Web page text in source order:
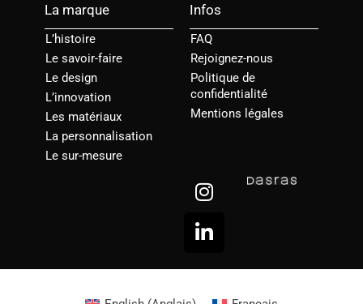
La marque
L’histoire
Le savoir-faire
Le design
L’innovation
Les matériaux
La personnalisation
Le sur-mesure
Infos
FAQ
Rejoignez-nous
Politique de
confidentialité
Mentions légales
I
n
t
L
i
k